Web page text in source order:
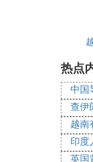
热点
中国
查伊
越南
印度
英国